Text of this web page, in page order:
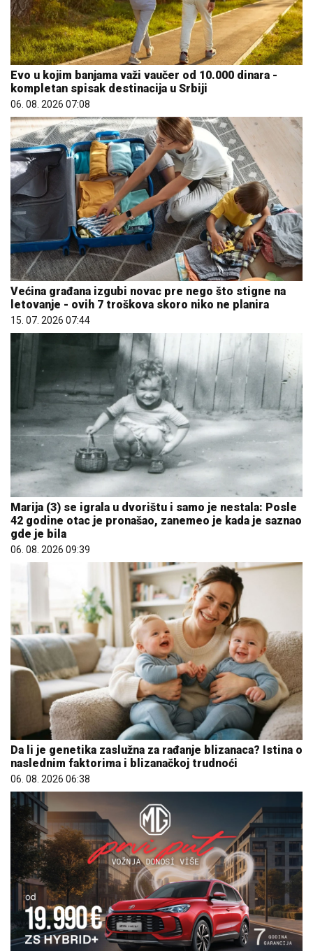
Evo u kojim banjama važi vaučer od 10.000 dinara -
kompletan spisak destinacija u Srbiji
06. 08. 2026 07:08
Većina građana izgubi novac pre nego što stigne na
letovanje - ovih 7 troškova skoro niko ne planira
15. 07. 2026 07:44
Marija (3) se igrala u dvorištu i samo je nestala: Posle
42 godine otac je pronašao, zanemeo je kada je saznao
gde je bila
06. 08. 2026 09:39
Da li je genetika zaslužna za rađanje blizanaca? Istina o
naslednim faktorima i blizanačkoj trudnoći
06. 08. 2026 06:38